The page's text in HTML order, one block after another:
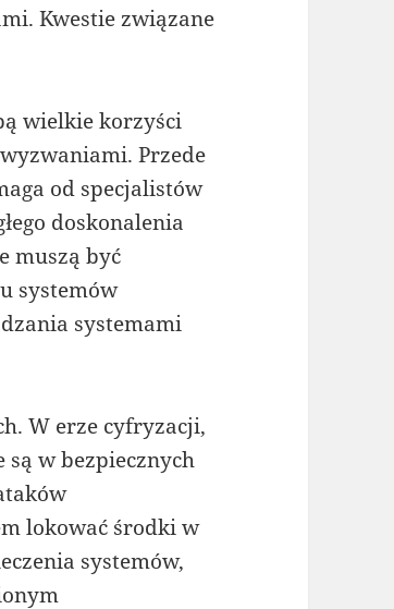
Kwestie związane
wielkie korzyści
Przede
od specjalistów
doskonalenia
muszą być
systemów
systemami
W erze cyfryzacji,
w bezpiecznych
lokować środki w
systemów,